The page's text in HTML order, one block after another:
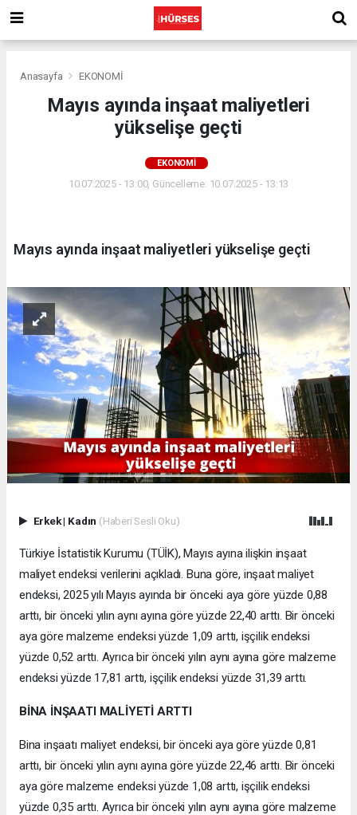
Anasayfa EKONOMİ
Mayıs ayında inşaat maliyetleri
yükselişe geçti
EKONOMİ
10.07.2025 - 13:00, Güncelleme: 10.07.2025 - 13:13
Mayıs ayında inşaat maliyetleri yükselişe geçti
Erkek| Kadın (Haberi Sesli Oku)
Türkiye İstatistik Kurumu (TÜİK), Mayıs ayına ilişkin inşaat
maliyet endeksi verilerini açıkladı. Buna göre, inşaat maliyet
endeksi, 2025 yılı Mayıs ayında bir önceki aya göre yüzde 0,88
arttı, bir önceki yılın aynı ayına göre yüzde 22,40 arttı. Bir önceki
aya göre malzeme endeksi yüzde 1,09 arttı, işçilik endeksi
yüzde 0,52 arttı. Ayrıca bir önceki yılın aynı ayına göre malzeme
endeksi yüzde 17,81 arttı, işçilik endeksi yüzde 31,39 arttı.
BİNA İNŞAATI MALİYETİ ARTTI
Bina inşaatı maliyet endeksi, bir önceki aya göre yüzde 0,81
arttı, bir önceki yılın aynı ayına göre yüzde 22,46 arttı. Bir önceki
aya göre malzeme endeksi yüzde 1,08 arttı, işçilik endeksi
yüzde 0,35 arttı. Ayrıca bir önceki yılın aynı ayına göre malzeme